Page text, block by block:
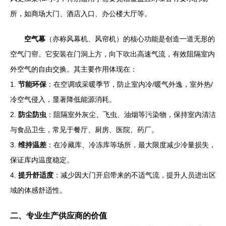
所，如商场大门、酒店入口、办公楼大厅等。
空气幕 （亦称风幕机、风帘机）的核心功能是创造一道无形的
空气门帘。它安装在门洞上方，向下吹出高速气流，有效阻隔室内
外空气的自由交换。其主要作用体现在：
1. 节能环保 ：在空调或采暖季节，防止室内冷/暖气外逸，室外热/
冷空气侵入，显著降低能源消耗。
2.
防尘防虫 ：阻隔室外灰尘、飞虫、油烟等污染物，保持室内清洁
与食品卫生，常见于餐厅、厨房、医院、药厂。
3. 维持温差 ：在冷藏库、冷冻库等场所，最大限度减少冷量损失，
保证库内温度稳定。
4. 提升舒适度 ：减少因大门开启带来的不适气流，提升人员进出区
域的体感舒适性。
二、专业生产供应商的价值